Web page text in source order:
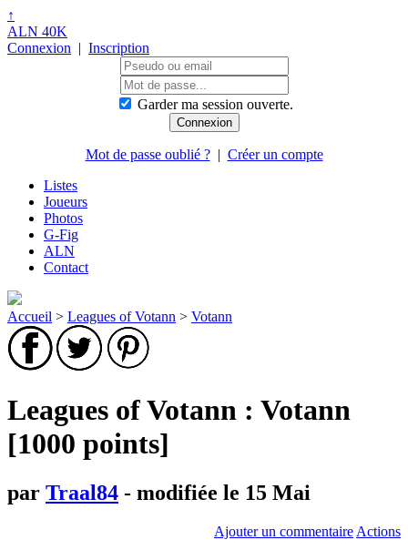
↑
ALN 40K
Connexion | Inscription
Garder ma session ouverte.
Mot de passe oublié ?| Créer un compte
Listes
Joueurs
Photos
G-Fig
ALN
Contact
Accueil > Leagues of Votann > Votann
Leagues of Votann : Votann
[1000 points]
par Traal84 - modifiée le 15 Mai
Ajouter un commentaire Actions